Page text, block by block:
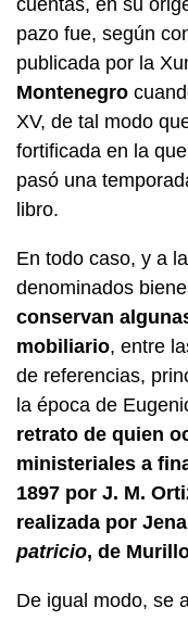
pazo fue, según
publicada por la
Montenegro
XV, de tal modo
fortificada en la
pasó una
libro.
En todo caso, y a
denominados
conservan
mobiliario, entre
de referencias,
la época de
retrato de quien
ministeriales a
1897 por J. M.
realizada por
patricio, de
De igual modo, se